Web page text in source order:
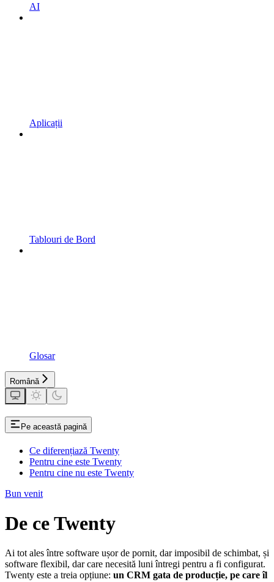
AI
Aplicații
Tablouri de Bord
Glosar
Română
Pe această pagină
Ce diferențiază Twenty
Pentru cine este Twenty
Pentru cine nu este Twenty
Bun venit
De ce Twenty
Ai tot ales între software ușor de pornit, dar imposibil de schimbat, și
software flexibil, dar care necesită luni întregi pentru a fi configurat.
Twenty este a treia opțiune: un CRM gata de producție, pe care îl